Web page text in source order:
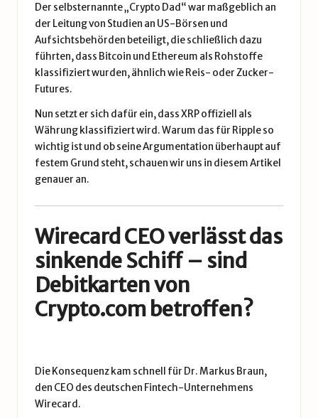
Der selbsternannte „Crypto Dad“ war maßgeblich an
der Leitung von Studien an US-Börsen und
Aufsichtsbehörden beteiligt, die schließlich dazu
führten, dass Bitcoin und Ethereum als Rohstoffe
klassifiziert wurden, ähnlich wie Reis- oder Zucker-
Futures.
Nun setzt er sich dafür ein, dass XRP offiziell als
Währung klassifiziert wird. Warum das für Ripple so
wichtig ist und ob seine Argumentation überhaupt auf
festem Grund steht, schauen wir uns in diesem Artikel
genauer an.
Wirecard CEO verlässt das
sinkende Schiff – sind
Debitkarten von
Crypto.com betroffen?
Die Konsequenz kam schnell für Dr. Markus Braun,
den CEO des deutschen Fintech-Unternehmens
Wirecard.